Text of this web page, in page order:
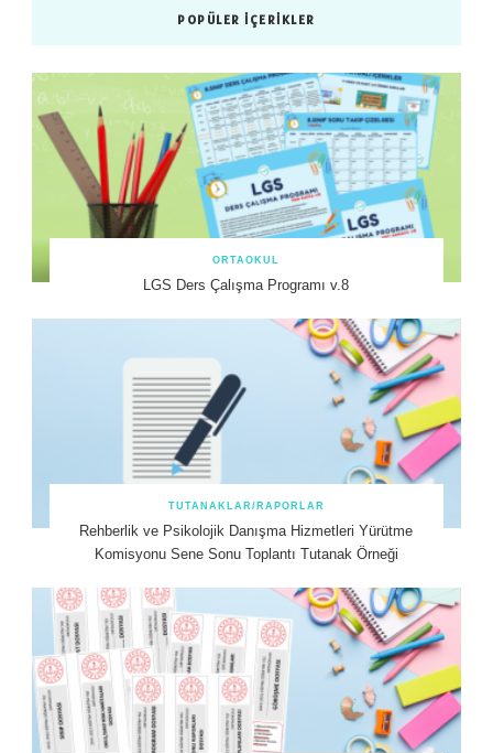
POPÜLER İÇERIKLER
ORTAOKUL
LGS Ders Çalışma Programı v.8
TUTANAKLAR/RAPORLAR
Rehberlik ve Psikolojik Danışma Hizmetleri Yürütme
Komisyonu Sene Sonu Toplantı Tutanak Örneği